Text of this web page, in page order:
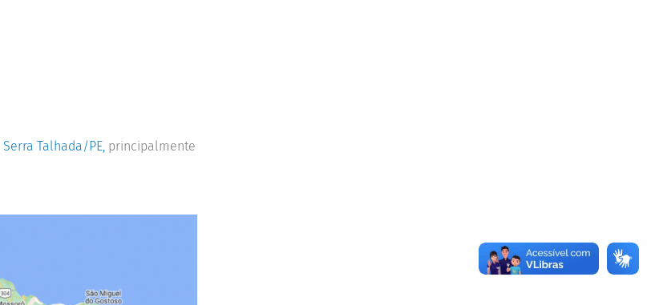
Serra Talhada/PE, principalmente